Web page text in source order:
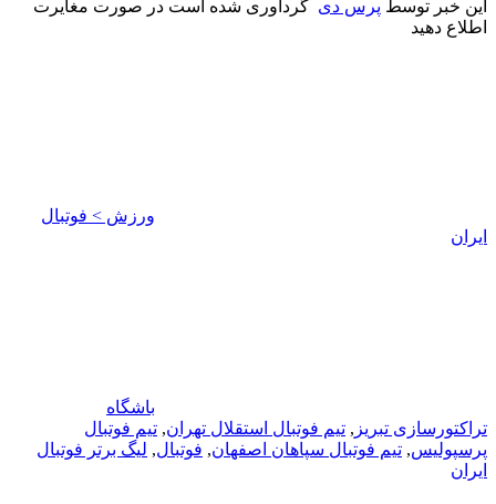
این خبر توسط پرس دی گردآوری شده است در صورت مغایرت
اطلاع دهید
ورزش > فوتبال
ایران
باشگاه
تراکتورسازی تبریز , تیم فوتبال استقلال تهران, تیم فوتبال
پرسپولیس, تیم فوتبال سپاهان اصفهان, فوتبال, لیگ برتر فوتبال
ایران